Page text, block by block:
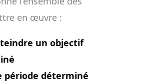
en œuvre :
un objectif
période déterminé